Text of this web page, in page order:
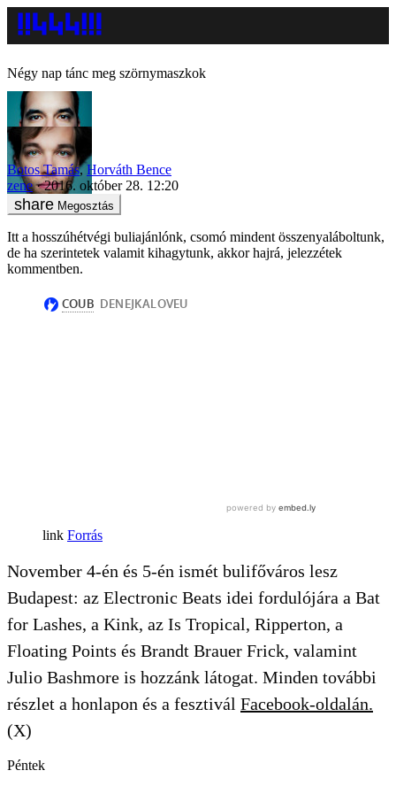
Négy nap tánc meg szörnymaszkok
Botos Tamás,Horváth Bence
zene
2016. október 28. 12:20
Megosztás
Itt a hosszúhétvégi buliajánlónk, csomó mindent összenyaláboltunk,
de ha szerintetek valamit kihagytunk, akkor hajrá, jelezzétek
kommentben.
Forrás
November 4-én és 5-én ismét bulifőváros lesz
Budapest: az Electronic Beats idei fordulójára a Bat
for Lashes, a Kink, az Is Tropical, Ripperton, a
Floating Points és Brandt Brauer Frick, valamint
Julio Bashmore is hozzánk látogat. Minden további
részlet a honlapon és a fesztivál Facebook-oldalán.
(X)
Péntek